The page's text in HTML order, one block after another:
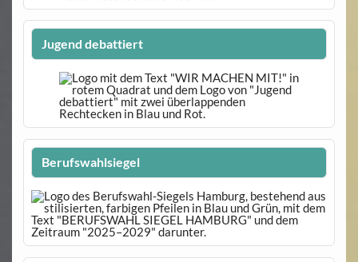
Jugend debattiert
Berufswahlsiegel